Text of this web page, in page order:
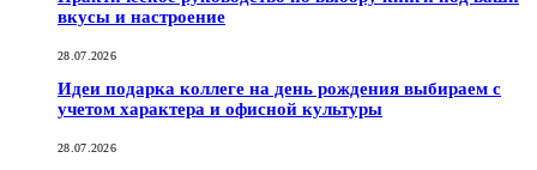
вкусы и настроение
28.07.2026
Идеи подарка коллеге на день рождения выбираем с
учетом характера и офисной культуры
28.07.2026